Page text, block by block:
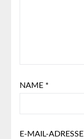
NAME *
E-MAIL-ADRESSE